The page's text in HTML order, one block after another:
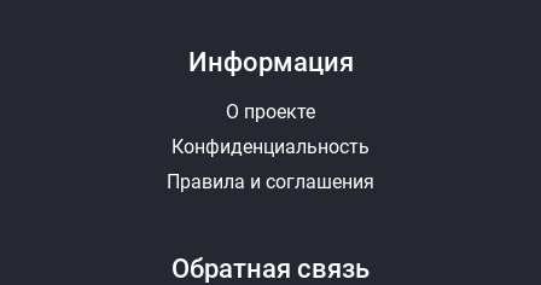
Информация
О проекте
Конфиденциальность
Правила и соглашения
Обратная связь